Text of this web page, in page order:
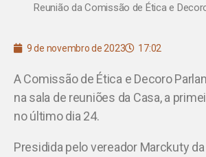
Reunião da Comissão de Ética e
9 de novembro de 2023 17:02
A Comissão de Ética e Decoro
na sala de reuniões da Casa, a
no último dia 24.
Presidida pelo vereador Marckuty